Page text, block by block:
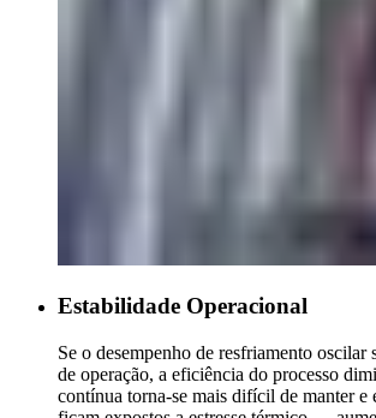
Estabilidade Operacional
Se o desempenho de resfriamento oscilar
de operação, a eficiência do processo
contínua torna-se mais difícil de manter e